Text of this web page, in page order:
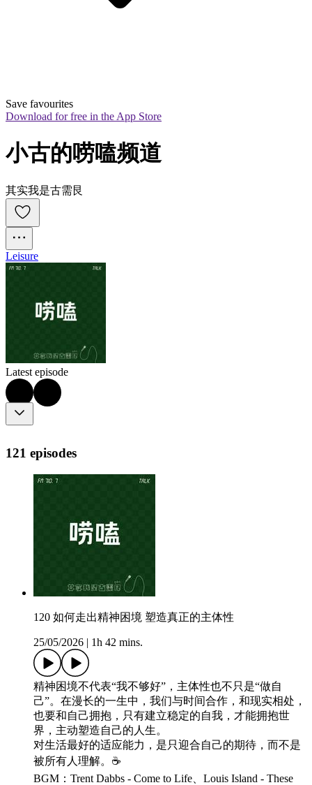
Save favourites
Download for free in the App Store
小古的唠嗑频道
其实我是古需艮
Leisure
Latest episode
121 episodes
120 如何走出精神困境 塑造真正的主体性
25/05/2026 | 1h 42 mins.
精神困境不代表“我不够好”，主体性也不只是“做自
己”。在漫长的一生中，我们与时间合作，和现实相处，
也要和自己拥抱，只有建立稳定的自我，才能拥抱世
界，主动塑造自己的人生。
对生活最好的适应能力，是只迎合自己的期待，而不是
被所有人理解。☕️
BGM：Trent Dabbs - Come to Life、Louis Island - These